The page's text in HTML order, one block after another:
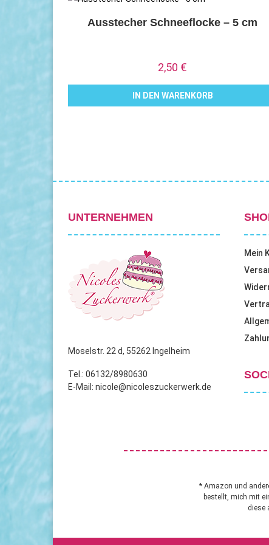
Ausstecher Schneeflocke – 5 cm
2,50 €
IN DEN WARENKORB
UNTERNEHMEN
Moselstr. 22 d, 55262 Ingelheim
Tel.: 06132/8980630
E-Mail: nicole@nicoleszuckerwerk.de
Mein
* Amazon und
bestellt, mich mit
diese